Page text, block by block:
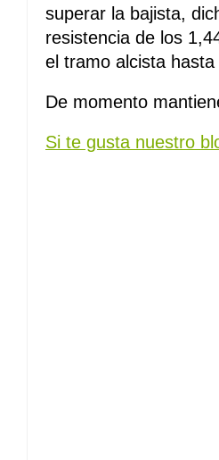
superar la bajista,
resistencia de los
el tramo alcista hasta
De momento
Si te gusta nuestro